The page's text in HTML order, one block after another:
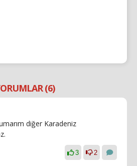
(6)
diğer Karadeniz
3 2